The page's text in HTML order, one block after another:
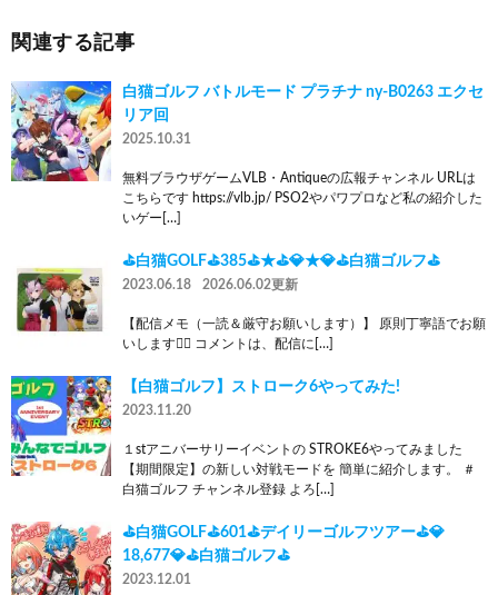
関連する記事
白猫ゴルフ バトルモード プラチナ ny-B0263 エクセ
リア回
2025.10.31
無料ブラウザゲームVLB・Antiqueの広報チャンネル URLは
こちらです https://vlb.jp/ PSO2やパワプロなど私の紹介した
いゲー[…]
⛳白猫GOLF⛳385⛳★⛳💎★💎⛳白猫ゴルフ⛳
2023.06.18 2026.06.02更新
【配信メモ（一読＆厳守お願いします）】 原則丁寧語でお願
いします🙇‍♂️ コメントは、配信に[…]
【白猫ゴルフ】ストローク6やってみた!
2023.11.20
１stアニバーサリーイベントの STROKE6やってみました
【期間限定】の新しい対戦モードを 簡単に紹介します。 ＃
白猫ゴルフ チャンネル登録 よろ[…]
⛳白猫GOLF⛳601⛳デイリーゴルフツアー⛳💎
18,677💎⛳白猫ゴルフ⛳
2023.12.01